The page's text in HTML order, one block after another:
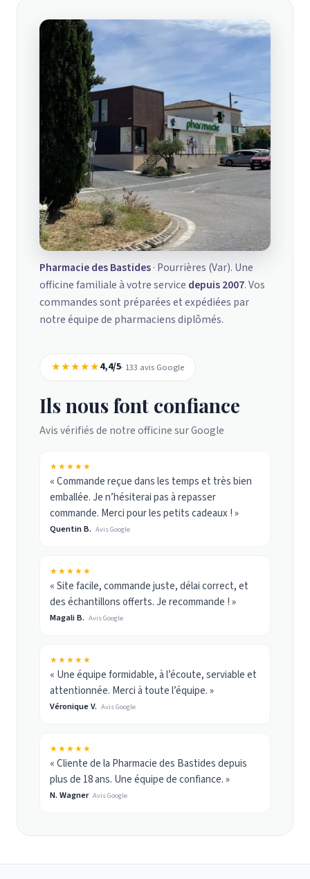
Pharmacie des Bastides· Pourrières (Var). Une
officine familiale à votre service depuis 2007. Vos
commandes sont préparées et expédiées par
notre équipe de pharmaciens diplômés.
★★★★★4,4/5· 133 avis Google
Ils nous font confiance
Avis vérifiés de notre officine sur Google
★★★★★
« Commande reçue dans les temps et très bien
emballée. Je n’hésiterai pas à repasser
commande. Merci pour les petits cadeaux ! »
Quentin B. Avis Google
★★★★★
« Site facile, commande juste, délai correct, et
des échantillons offerts. Je recommande ! »
Magali B. Avis Google
★★★★★
« Une équipe formidable, à l’écoute, serviable et
attentionnée. Merci à toute l’équipe. »
Véronique V. Avis Google
★★★★★
« Cliente de la Pharmacie des Bastides depuis
plus de 18 ans. Une équipe de confiance. »
N. Wagner Avis Google